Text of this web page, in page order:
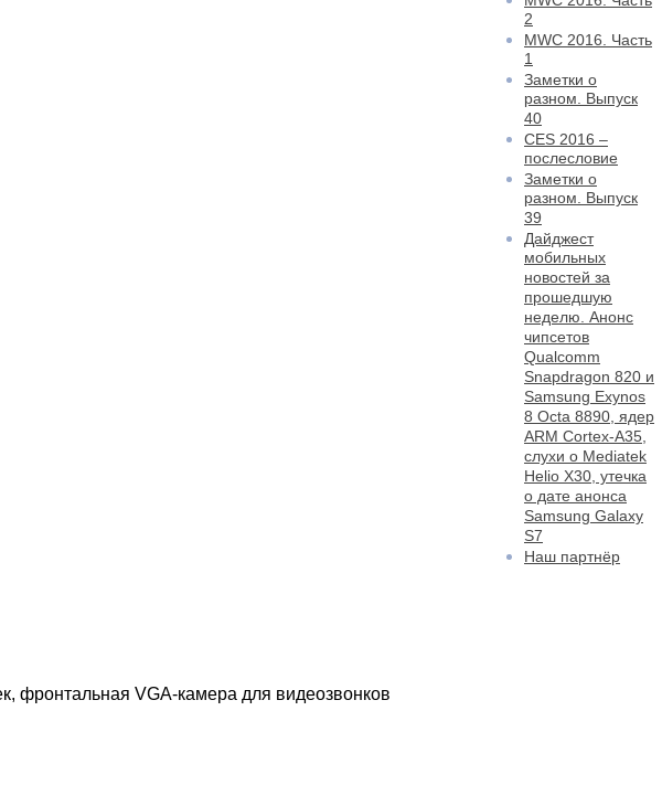
фронтальная VGA-камера для видеозвонков
2
MWC 2016. Часть
1
Заметки о
разном. Выпуск
40
CES 2016 –
послесловие
Заметки о
разном. Выпуск
39
Дайджест
мобильных
новостей за
прошедшую
неделю. Анонс
чипсетов
Qualcomm
Snapdragon 820 и
Samsung Exynos
8 Octa 8890, ядер
ARM Cortex-A35,
слухи о Mediatek
Helio X30, утечка
о дате анонса
Samsung Galaxy
S7
Наш партнёр